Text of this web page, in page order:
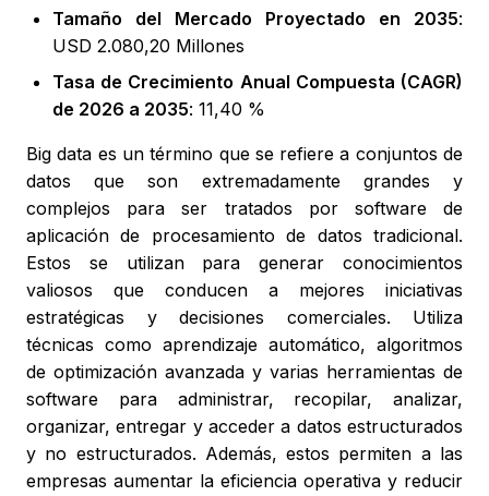
Tamaño del Mercado Proyectado en 2035:
USD 2.080,20 Millones
Tasa de Crecimiento Anual Compuesta (CAGR)
de 2026 a 2035: 11,40 %
Big data es un término que se refiere a conjuntos de
datos que son extremadamente grandes y
complejos para ser tratados por software de
aplicación de procesamiento de datos tradicional.
Estos se utilizan para generar conocimientos
valiosos que conducen a mejores iniciativas
estratégicas y decisiones comerciales. Utiliza
técnicas como aprendizaje automático, algoritmos
de optimización avanzada y varias herramientas de
software para administrar, recopilar, analizar,
organizar, entregar y acceder a datos estructurados
y no estructurados. Además, estos permiten a las
empresas aumentar la eficiencia operativa y reducir